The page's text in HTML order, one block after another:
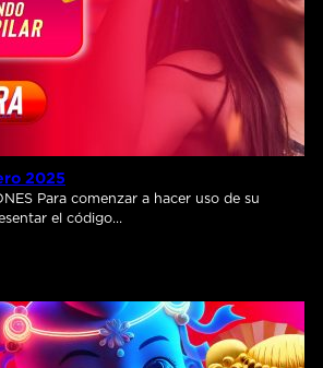
2025
Para comenzar a hacer uso de su
el código…